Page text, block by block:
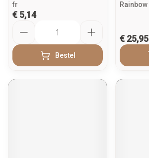
fr
€ 5,14
Bestel
Rainbow
€ 25,95